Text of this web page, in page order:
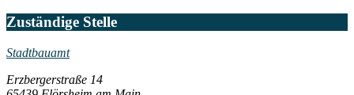
Zuständige Stelle
Stadtbauamt
Erzbergerstraße 14